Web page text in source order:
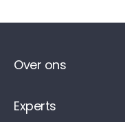
Over ons
Experts